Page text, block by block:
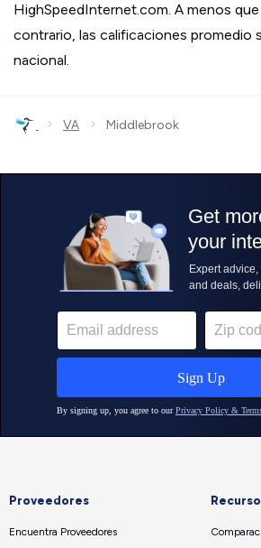
HighSpeedInternet.com. A menos
contrario, las calificaciones promedio
nacional.
› VA › Middlebrook
Proveedores
Encuentra Proveedores